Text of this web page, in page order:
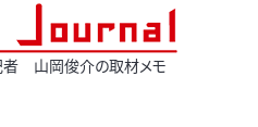
者 山岡俊介の取材メモ